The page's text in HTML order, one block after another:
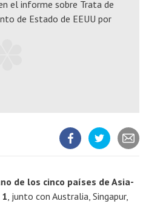
de los cinco países de Asia-
, junto con Australia, Singapur,